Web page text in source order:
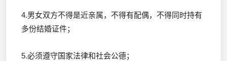
4.男女双方不得是近亲属，不得有配偶，不得同时持有
多份结婚证件；
5.必须遵守国家法律和社会公德；